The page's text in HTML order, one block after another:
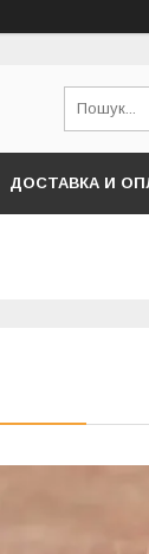
ДОСТАВКА И